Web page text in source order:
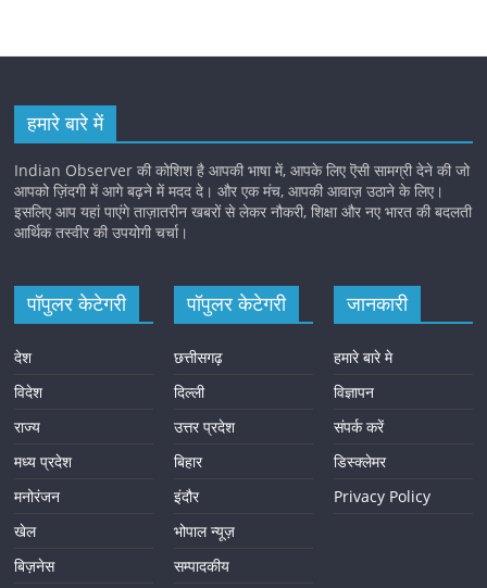
हमारे बारे में
Indian Observer की कोशिश है आपकी भाषा में, आपके लिए ऎसी सामग्री देने की जो
आपको ज़िंदगी में आगे बढ़ने में मदद दे। और एक मंच, आपकी आवाज़ उठाने के लिए।
इसलिए आप यहां पाएंगे ताज़ातरीन खबरों से लेकर नौकरी, शिक्षा और नए भारत की बदलती
आर्थिक तस्वीर की उपयोगी चर्चा।
पॉपुलर केटेगरी
देश
विदेश
राज्य
मध्य प्रदेश
मनोरंजन
खेल
बिज़नेस
पॉपुलर केटेगरी
छत्तीसगढ़
दिल्ली
उत्तर प्रदेश
बिहार
इंदौर
भोपाल न्यूज़
सम्पादकीय
जानकारी
हमारे बारे मे
विज्ञापन
संपर्क करें
डिस्क्लेमर
Privacy Policy